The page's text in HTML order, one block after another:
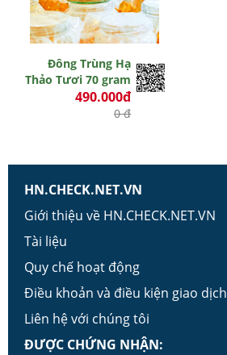
Đông Trùng Hạ
Thảo Tươi 70 gram
490.000đ
0 đ
HN.CHECK.NET.VN
Giới thiệu về HN.CHECK.NET.VN
Tài liệu
Quy chế hoạt động
Điều khoản và điều kiện giao dịch
Liên hệ với chúng tôi
ĐƯỢC CHỨNG NHẬN: